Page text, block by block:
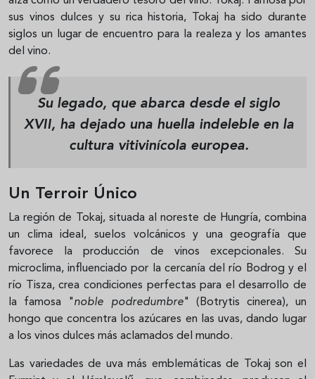
sus vinos dulces y su rica historia, Tokaj ha sido durante
siglos un lugar de encuentro para la realeza y los amantes
del vino.
Su legado, que abarca desde el siglo
XVII, ha dejado una huella indeleble en la
cultura vitivinícola europea.
Un Terroir Único
La región de Tokaj, situada al noreste de Hungría, combina
un clima ideal, suelos volcánicos y una geografía que
favorece la producción de vinos excepcionales. Su
microclima, influenciado por la cercanía del río Bodrog y el
río Tisza, crea condiciones perfectas para el desarrollo de
la famosa "noble podredumbre" (Botrytis cinerea), un
hongo que concentra los azúcares en las uvas, dando lugar
a los vinos dulces más aclamados del mundo.
Las variedades de uva más emblemáticas de Tokaj son el